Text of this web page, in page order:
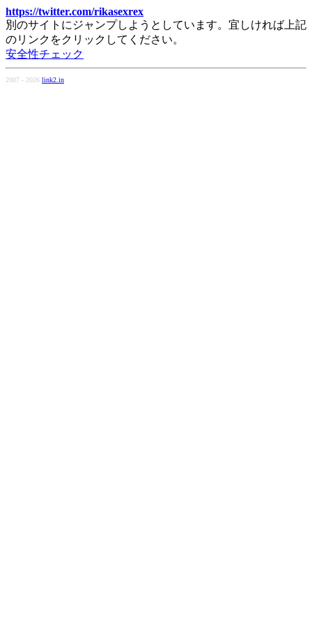
https://twitter.com/rikasexrex
別のサイトにジャンプしようとしています。宜しければ上記
のリンクをクリックしてください。
安全性チェック
2007 - 2026 link2.in